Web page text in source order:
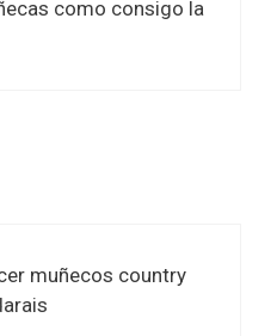
como consigo la
muñecos country